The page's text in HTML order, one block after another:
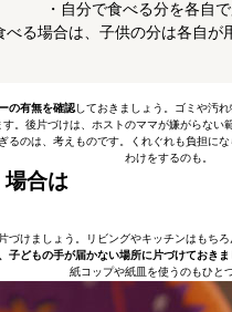
・自分で食べる分を各自
べる場合は、子供の分は各自が
の有無を確認しておきましょう。ゴミや汚
す。後片づけは、ホストのママが嫌がらない
るのは、考えものです。くれぐれも負担に
わけをするのも。
場合は
けましょう。リビングやキッチンはもち
子どもの手が届かない場所に片づけておき
紙コップや紙皿を使うのもひと